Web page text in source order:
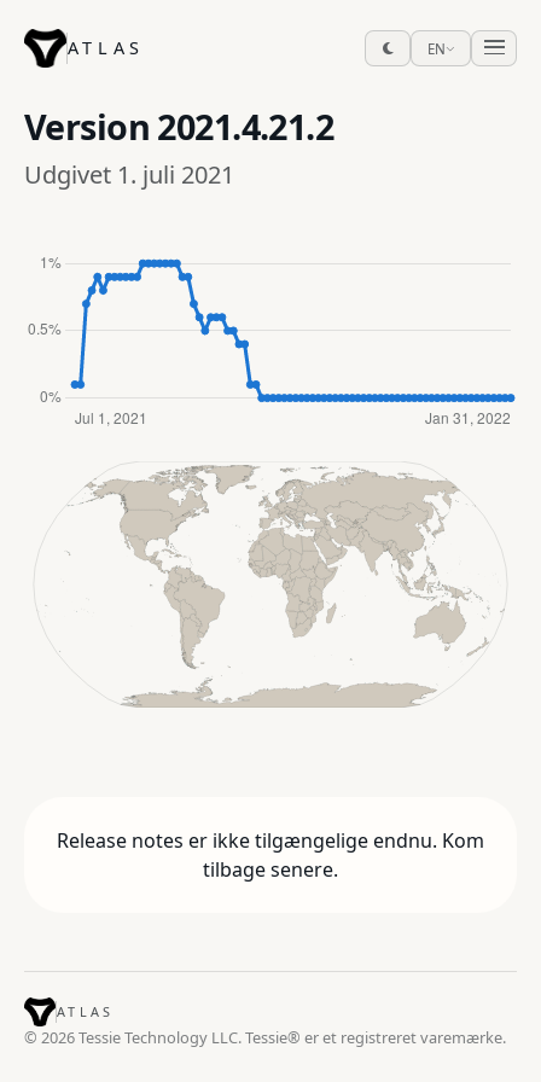
ATLAS EN
Version 2021.4.21.2
Udgivet 1. juli 2021
Release notes er ikke tilgængelige endnu. Kom
tilbage senere.
ATLAS
© 2026 Tessie Technology LLC. Tessie® er et registreret varemærke.